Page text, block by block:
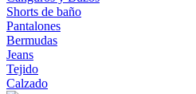
Shorts de baño
Pantalones
Bermudas
Jeans
Tejido
Calzado